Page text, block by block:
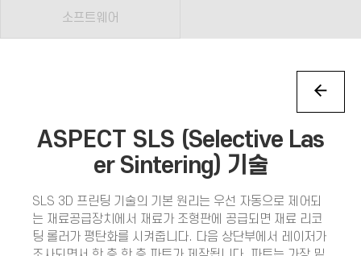
소프트웨어
ASPECT SLS (Selective Las
er Sintering) 기술
SLS 3D 프린팅 기술의 기본 원리는 우선 자동으로 제어되
는 재료공급장치에서 재료가 조형판에 공급되면 재료 리코
팅 롤러가 평탄화를 시켜줍니다. 다음 상단부에서 레이저가